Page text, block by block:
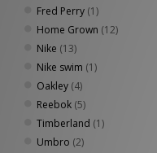
Fred Perry (1)
Home Grown (12)
Nike (13)
Nike swim (1)
Oakley (4)
Reebok (5)
Timberland (1)
Umbro (2)